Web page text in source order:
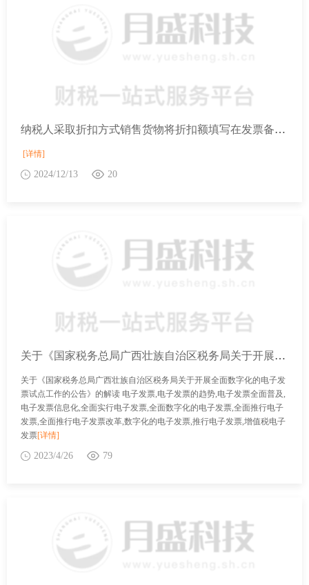
纳税人采取折扣方式销售货物将折扣额填写在发票备注栏，是否可以抵减销售额？
[详情]
2024/12/13 20
关于《国家税务总局广西壮族自治区税务局关于开展全面数字化的电子发票试点工作的公告》的解读
关于《国家税务总局广西壮族自治区税务局关于开展全面数字化的电子发
票试点工作的公告》的解读 电子发票,电子发票的趋势,电子发票全面普及,
电子发票信息化,全面实行电子发票,全面数字化的电子发票,全面推行电子
发票,全面推行电子发票改革,数字化的电子发票,推行电子发票,增值税电子
发票[详情]
2023/4/26 79